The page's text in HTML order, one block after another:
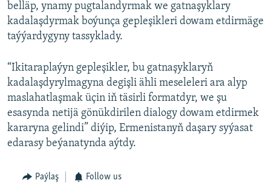
belläp, ynamy pugtalandyrmak we gatnaşyklary
kadalaşdyrmak boýunça gepleşikleri dowam etdirmäge
taýýardygyny tassyklady.
“Ikitaraplaýyn gepleşikler, bu gatnaşyklaryň
kadalaşdyrylmagyna degişli ähli meseleleri ara alyp
maslahatlaşmak üçin iň täsirli formatdyr, we şu
esasynda netijä gönükdirilen dialogy dowam etdirmek
kararyna gelindi” diýip, Ermenistanyň daşary syýasat
edarasy beýanatynda aýtdy.
Paýlaş Follow us